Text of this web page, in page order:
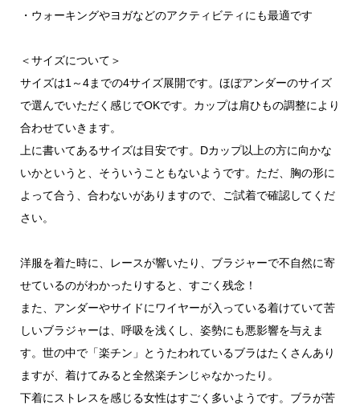
・ウォーキングやヨガなどのアクティビティにも最適です
＜サイズについて＞
サイズは1～4までの4サイズ展開です。ほぼアンダーのサイズ
で選んでいただく感じでOKです。カップは肩ひもの調整により
合わせていきます。
上に書いてあるサイズは目安です。Dカップ以上の方に向かな
いかというと、そういうこともないようです。ただ、胸の形に
よって合う、合わないがありますので、ご試着で確認してくだ
さい。
洋服を着た時に、レースが響いたり、ブラジャーで不自然に寄
せているのがわかったりすると、すごく残念！
また、アンダーやサイドにワイヤーが入っている着けていて苦
しいブラジャーは、呼吸を浅くし、姿勢にも悪影響を与えま
す。世の中で「楽チン」とうたわれているブラはたくさんあり
ますが、着けてみると全然楽チンじゃなかったり。
下着にストレスを感じる女性はすごく多いようです。ブラが苦